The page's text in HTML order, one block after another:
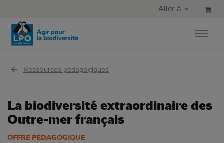
Aller au menu principal
Aller à
Ressources pédagogiques
La biodiversité extraordinaire des
Outre-mer français
OFFRE PÉDAGOGIQUE